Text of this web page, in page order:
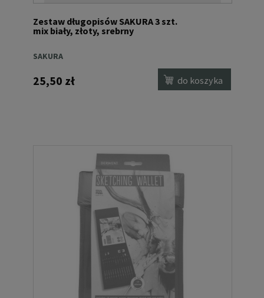
Zestaw długopisów SAKURA 3 szt.
mix biały, złoty, srebrny
SAKURA
25,50 zł do koszyka